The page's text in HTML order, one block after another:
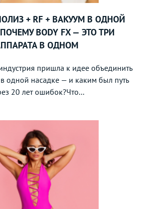
+ RF + ВАКУУМ В ОДНОЙ
BODY FX — ЭТО ТРИ
В ОДНОМ
пришла к идее объединить
одной насадке — и каким был путь
20 лет ошибок?Что...